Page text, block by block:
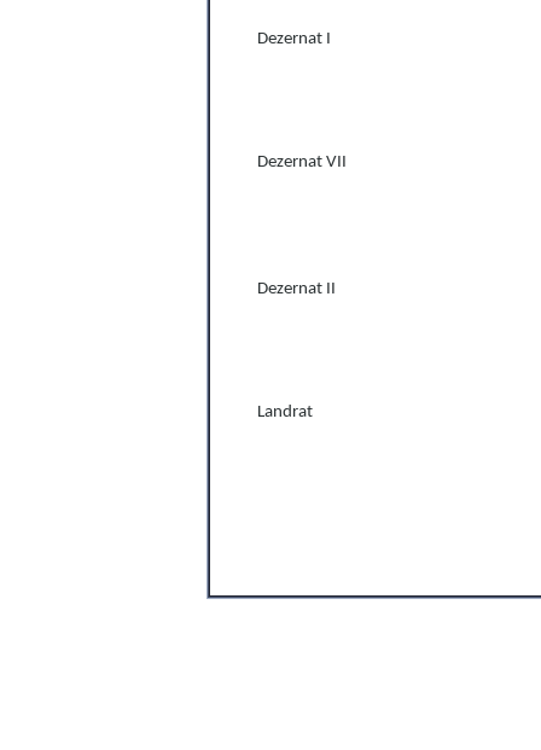
Dezernat I
Dezernat VII
Dezernat II
Landrat